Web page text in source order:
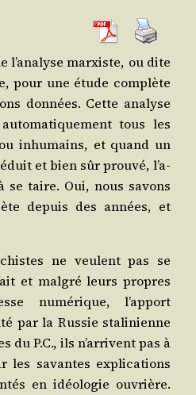
l’a­na­lyse mar­xiste, ou dite
pour une étude com­plète
don­nées. Cette ana­lyse
tous les
inhu­mains, et quand un
et bien sûr prou­vé, l’a­
se taire. Oui, nous savons
depuis des années, et
ne veulent pas se
et mal­gré leurs propres
numé­rique, l’ap­port
par la Rus­sie sta­li­nienne
du P.C., ils n’ar­rivent pas à
les savantes expli­ca­tions
en idéo­lo­gie ouvrière.